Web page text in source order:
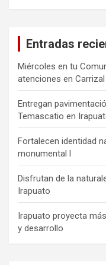
Entradas
Miércoles en tu
atenciones en Carrizal
Entregan
Temascatio en
Fortalecen identidad
monumental l
Disfrutan de la
Irapuato
Irapuato proyecta
y desarrollo